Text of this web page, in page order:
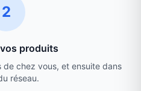
2
produits
de chez vous, et ensuite dans
réseau.